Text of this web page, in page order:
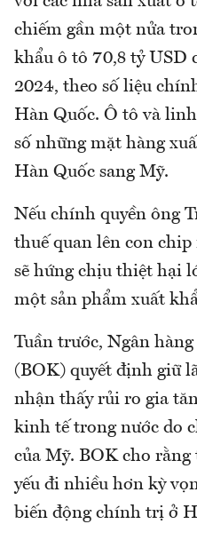
chiếm gần một nửa
khẩu ô tô 70,8 tỷ USD
2024, theo số liệu
Hàn Quốc. Ô tô và
số những mặt hàng
Hàn Quốc sang Mỹ.
Nếu chính quyền ông
thuế quan lên con
sẽ hứng chịu thiệt hại
một sản phẩm xuất
Tuần trước, Ngân
(BOK) quyết định giữ
nhận thấy rủi ro gia
kinh tế trong nước do
của Mỹ. BOK cho
yếu đi nhiều hơn kỳ
biến động chính trị ở